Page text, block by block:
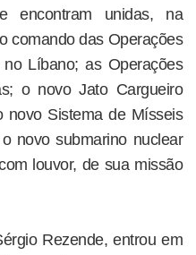
encontram unidas, na
comando das Operações
Líbano; as Operações
o novo Jato Cargueiro
novo Sistema de Mísseis
novo submarino nuclear
louvor, de sua missão
Rezende, entrou em